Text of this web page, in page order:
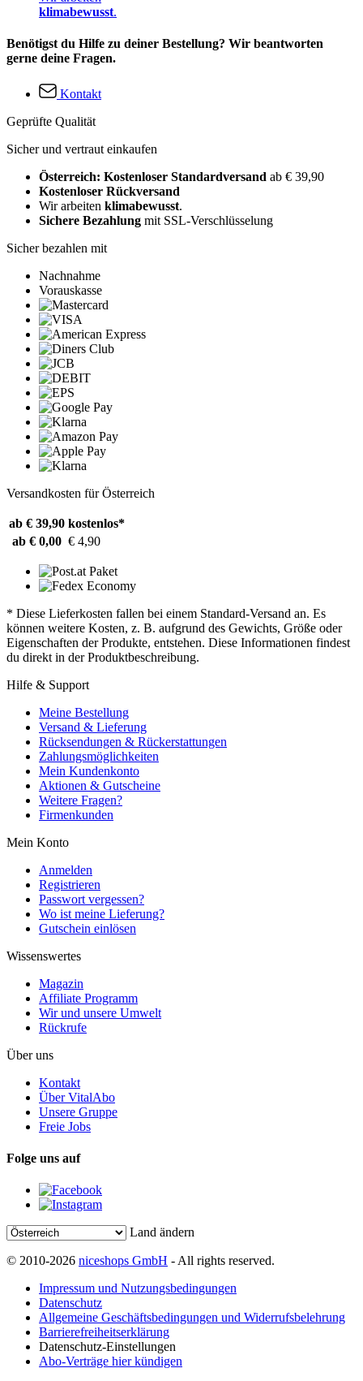
klimabewusst.
Benötigst du Hilfe zu deiner Bestellung? Wir beantworten
gerne deine Fragen.
Kontakt
Geprüfte Qualität
Sicher und vertraut einkaufen
Österreich: Kostenloser Standardversand ab € 39,90
Kostenloser Rückversand
Wir arbeiten klimabewusst.
Sichere Bezahlung mit SSL-Verschlüsselung
Sicher bezahlen mit
Nachnahme
Vorauskasse
Versandkosten für Österreich
ab € 39,90 kostenlos*
ab € 0,00 € 4,90
* Diese Lieferkosten fallen bei einem Standard-Versand an. Es
können weitere Kosten, z. B. aufgrund des Gewichts, Größe oder
Eigenschaften der Produkte, entstehen. Diese Informationen findest
du direkt in der Produktbeschreibung.
Hilfe & Support
Meine Bestellung
Versand & Lieferung
Rücksendungen & Rückerstattungen
Zahlungsmöglichkeiten
Mein Kundenkonto
Aktionen & Gutscheine
Weitere Fragen?
Firmenkunden
Mein Konto
Anmelden
Registrieren
Passwort vergessen?
Wo ist meine Lieferung?
Gutschein einlösen
Wissenswertes
Magazin
Affiliate Programm
Wir und unsere Umwelt
Rückrufe
Über uns
Kontakt
Über VitalAbo
Unsere Gruppe
Freie Jobs
Folge uns auf
Land ändern
© 2010-2026 niceshops GmbH - All rights reserved.
Impressum und Nutzungsbedingungen
Datenschutz
Allgemeine Geschäftsbedingungen und Widerrufsbelehrung
Barrierefreiheitserklärung
Datenschutz-Einstellungen
Abo-Verträge hier kündigen